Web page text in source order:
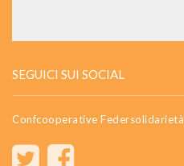
SEGUICI SUI SOCIAL
Confcooperative Federsolidarietà